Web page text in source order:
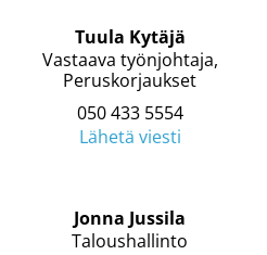
Tuula Kytäjä
Vastaava työnjohtaja,
Peruskorjaukset
050 433 5554
Lähetä viesti
Jonna Jussila
Taloushallinto